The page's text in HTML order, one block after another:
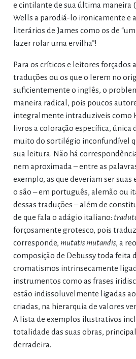
e cintilante de sua última maneira (
Wells a parodiá-lo ironicamente e
literários de James como os de
fazer rolar uma ervilha”!
Para os críticos e leitores forçados
traduções ou os que o lerem no
suficientemente o inglês, o
maneira radical, pois poucos
integralmente intraduziveis como
livros a coloração específica, única
muito do sortilégio inconfundível
sua leitura. Não há
nem aproximada – entre as
exemplo, as que deveriam ser suas
o são – em português, alemão ou
dessas traduções – além de
de que fala o adágio italiano:
forçosamente grotesco, pois
corresponde, mutatis mutandis, a
composição de Debussy toda feita
cromatismos intrinsecamente
instrumentos como as frases
estão indissoluvelmente ligadas
criadas, na hierarquia de valores
A lista de exemplos ilustrativos
totalidade das suas obras,
derradeira.